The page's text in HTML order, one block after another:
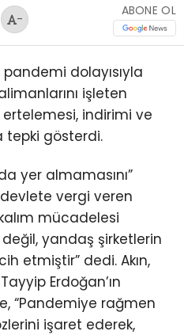
-
ABONE OL
pandemi dolayısıyla
işleten
indirimi ve
tepki gösterdi.
yer almamasını”
devlete vergi veren
mücadelesi
yandaş şirketlerin
etmiştir” dedi. Akın,
Erdoğan’ın
“Pandemiye rağmen
işaret ederek,